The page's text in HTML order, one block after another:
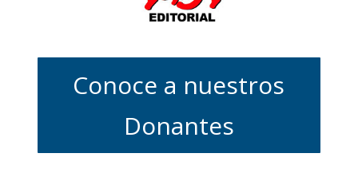
Conoce a nuestros
Donantes